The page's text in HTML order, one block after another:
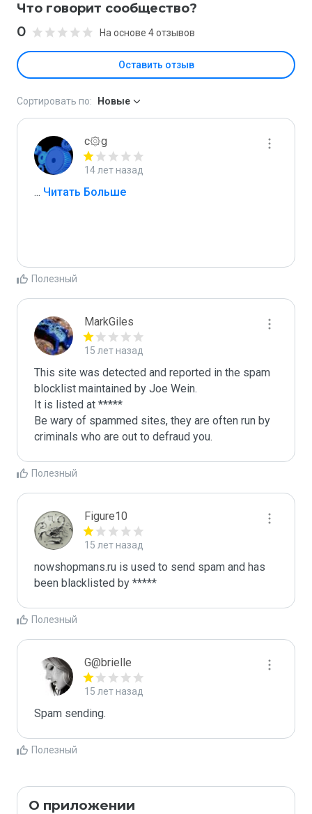
Что говорит сообщество?
0 На основе 4 отзывов
Оставить отзыв
Сортировать по: Новые
c۞g
14 лет назад
... Читать Больше
Полезный
MarkGiles
15 лет назад
This site was detected and reported in the spam
blocklist maintained by Joe Wein.
It is listed at *****
Be wary of spammed sites, they are often run by
criminals who are out to defraud you.
Полезный
Figure10
15 лет назад
nowshopmans.ru is used to send spam and has
been blacklisted by *****
Полезный
G@brielle
15 лет назад
Spam sending.
Полезный
О приложении